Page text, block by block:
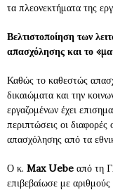
τα πλεονεκτήματα της
Βελτιστοποίηση των
απασχόλησης και το
Καθώς το καθεστώς
δικαιώματα και την
εργαζομένων έχει
περιπτώσεις οι
απασχόλησης από τα
Ο κ. Max Uebe από τη
επιβεβαίωσε με